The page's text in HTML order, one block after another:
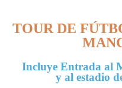
TOUR DE
Incluye Entrada al
y al estadio